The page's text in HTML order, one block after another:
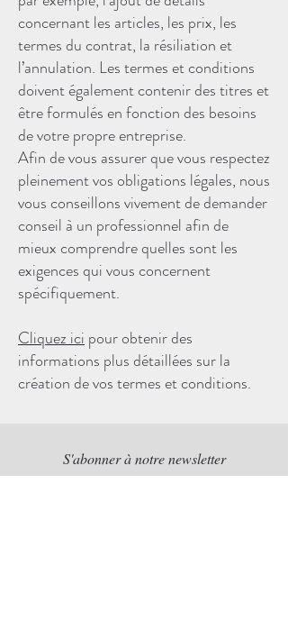
concernant les articles, les prix, les
termes du contrat, la résiliation et
l’annulation. Les termes et conditions
doivent également contenir des titres et
être formulés en fonction des besoins
de votre propre entreprise.
Afin de vous assurer que vous respectez
pleinement vos obligations légales, nous
vous conseillons vivement de demander
conseil à un professionnel afin de
mieux comprendre quelles sont les
exigences qui vous concernent
spécifiquement.
Cliquez ici pour obtenir des
informations plus détaillées sur la
création de vos termes et conditions.
S'abonner à notre newsletter